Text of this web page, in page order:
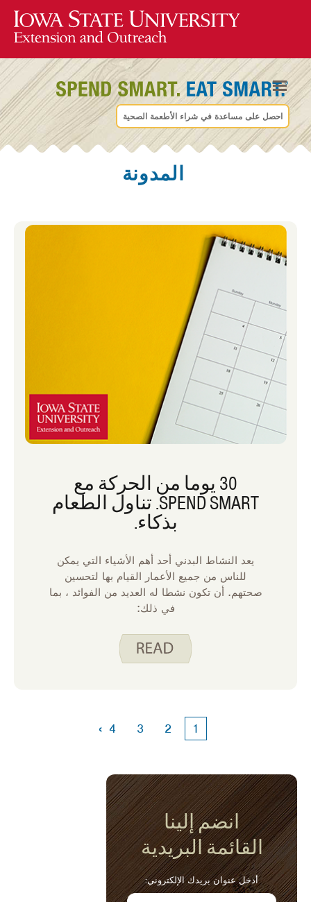
احصل على مساعدة في شراء الأطعمة الصحية
المدونة
30 يوما من الحركة مع
SPEND SMART. تناول الطعام
بذكاء.
يعد النشاط البدني أحد أهم الأشياء التي يمكن
للناس من جميع الأعمار القيام بها لتحسين
صحتهم. أن تكون نشطا له العديد من الفوائد ، بما
في ذلك:
1
2
3
4
›
انضم إلينا
القائمة البريدية
أدخل عنوان بريدك الإلكتروني: